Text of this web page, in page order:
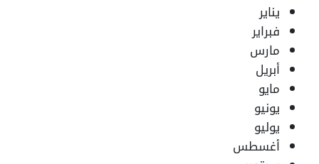
يناير
فبراير
مارس
أبريل
مايو
يونيو
يوليو
أغسطس